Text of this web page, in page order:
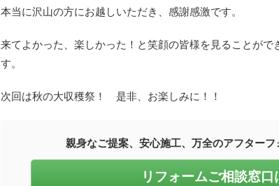
本当に沢山の方にお越しいただき、感謝感激です。
来てよかった、楽しかった！と笑顔の皆様を見ることがで
す。
次回は秋の大収穫祭！ 是非、お楽しみに！！
親身なご提案、安心施工、万全のアフター
リフォームご相談窓口